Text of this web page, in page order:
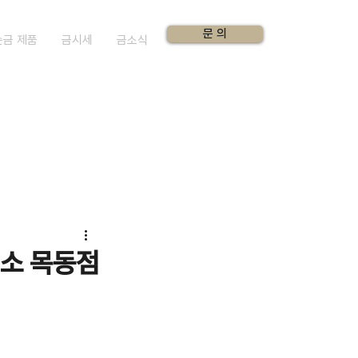
금 제품 금시세 금소식 문 의
목동점